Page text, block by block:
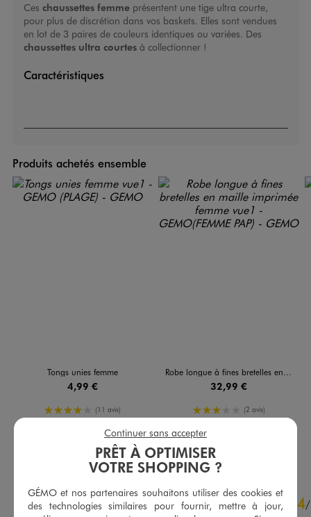
Ces chaussettes femmeprésentent une tige ultra courte,
pour plus de discrétion dans vos baskets. Elles sont vendues
en lot de 3 paires de couleurs identiques ou variées. Des
chaussettes ultra courtesà collectionner !
Caractéristiques
Produits achetés ensemble
Tongs unies femme
4,99 €
4/5 de moyenne
(11 avis)
AJOUTERAU PANIER
Robe longue à fines bretelles en maille imprimée femme
32,99 €
3/5 de moyenne
(2 avis)
AJOUTER
4.4/5 4/
PRÊT À OPTIMISER
VOTRE SHOPPING ?
GÉMO et nos partenaires souhaitons utiliser des cookies et
des technologies similaires pour fournir, mettre à jour,
Continuer sans accepter